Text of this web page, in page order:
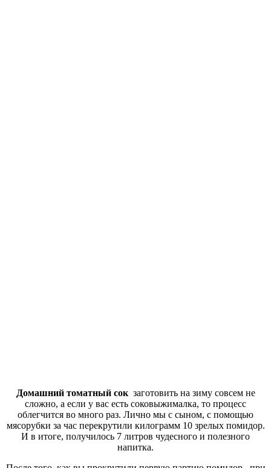
Домашний томатный сокзаготовить на зиму совсем не
сложно, а если у вас есть соковыжималка, то процесс
облегчится во много раз. Лично мы с сыном, с помощью
мясорубки за час перекрутили килограмм 10 зрелых помидор.
И в итоге, получилось 7 литров чудесного и полезного
напитка.